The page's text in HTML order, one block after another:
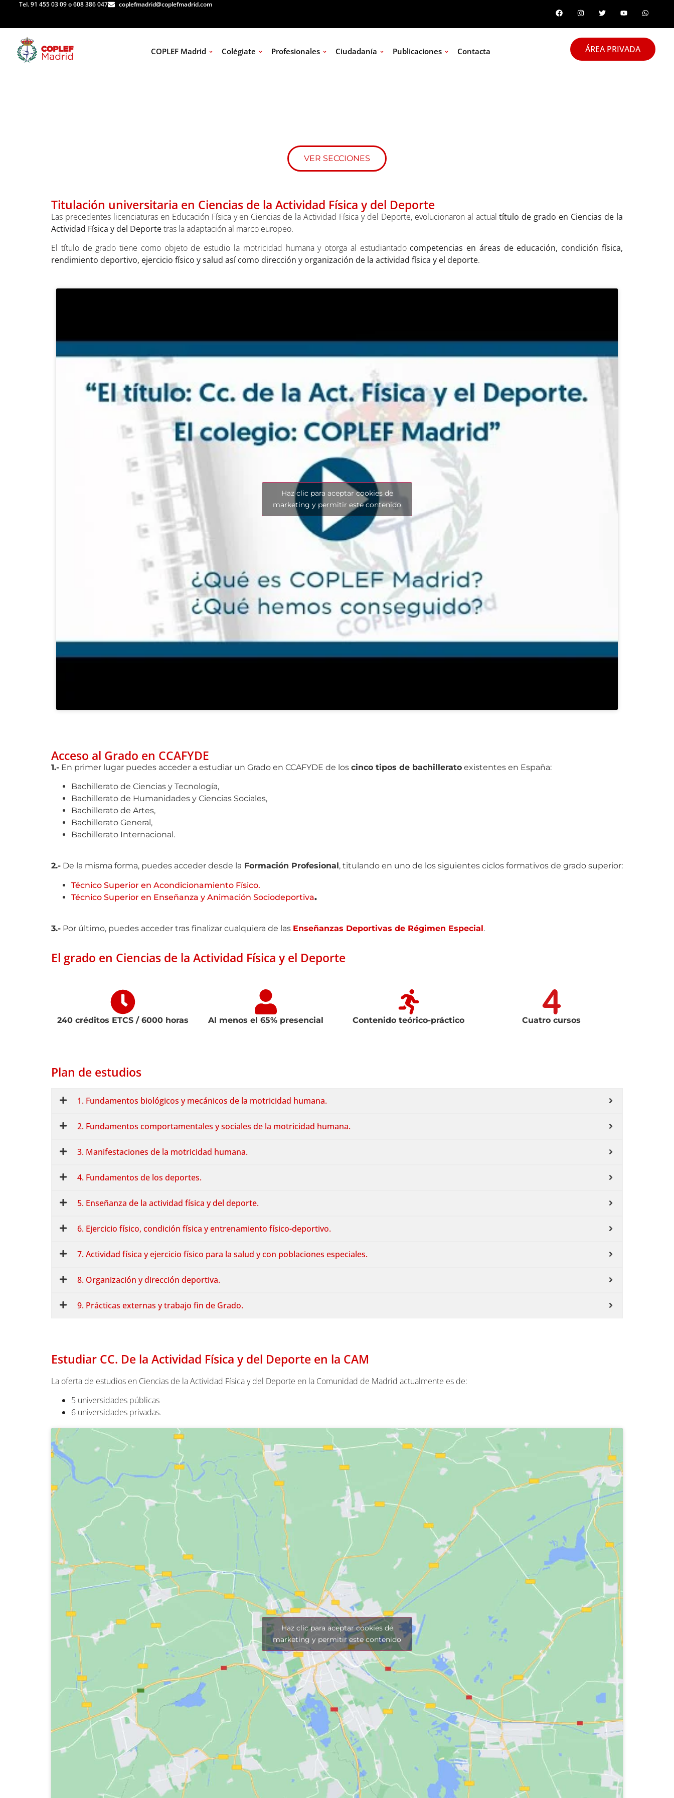
Tel. 91 455 03 09 o 608 386 047 coplefmadrid@coplefmadrid.com
COPLEF Madrid Colégiate Profesionales Ciudadanía Publicaciones Contacta ÁREA PRIVADA
VER SECCIONES
Titulación universitaria en Ciencias de la Actividad Física y del Deporte
Las precedentes licenciaturas en Educación Física y en Ciencias de la Actividad Física y del Deporte, evolucionaron al actualtítulo de grado en Ciencias de la
Actividad Física y del Deportetras la adaptación al marco europeo.
El título de grado tiene como objeto de estudio la motricidad humana y otorga al estudiantado competencias en áreas de educación, condición física,
rendimiento deportivo, ejercicio físico y salud así como dirección y organización de la actividad física y el deporte.
Haz clic para aceptar cookies de
marketing y permitir este contenido
Acceso al Grado en CCAFYDE
1.- En primer lugar puedes acceder a estudiar un Grado en CCAFYDE de los cinco tipos de bachillerato existentes en España:
Bachillerato de Ciencias y Tecnología,
Bachillerato de Humanidades y Ciencias Sociales,
Bachillerato de Artes,
Bachillerato General,
Bachillerato Internacional.
2.- De la misma forma, puedes acceder desde la Formación Profesional, titulando en uno de los siguientes ciclos formativos de grado superior:
Técnico Superior en Acondicionamiento Físico.
Técnico Superior en Enseñanza y Animación Sociodeportiva.
3.- Por último, puedes acceder tras finalizar cualquiera de las Enseñanzas Deportivas de Régimen Especial.
El grado en Ciencias de la Actividad Física y el Deporte
240 créditos ETCS / 6000 horas Al menos el 65% presencial Contenido teórico-práctico Cuatro cursos
Plan de estudios
1. Fundamentos biológicos y mecánicos de la motricidad humana.
2. Fundamentos comportamentales y sociales de la motricidad humana.
3. Manifestaciones de la motricidad humana.
4. Fundamentos de los deportes.
5. Enseñanza de la actividad física y del deporte.
6. Ejercicio físico, condición física y entrenamiento físico-deportivo.
7. Actividad física y ejercicio físico para la salud y con poblaciones especiales.
8. Organización y dirección deportiva.
9. Prácticas externas y trabajo fin de Grado.
Estudiar CC. De la Actividad Física y del Deporte en la CAM
La oferta de estudios en Ciencias de la Actividad Física y del Deporte en la Comunidad de Madrid actualmente es de:
5 universidades públicas
6 universidades privadas.
Haz clic para aceptar cookies de
marketing y permitir este contenido